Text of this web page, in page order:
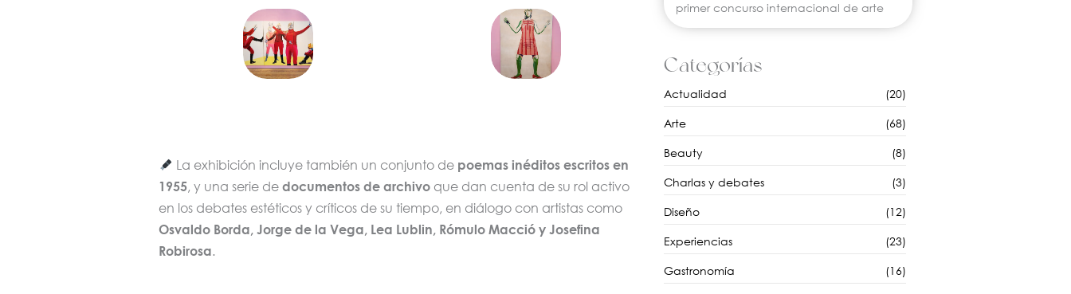
La exhibición incluye también un conjunto de poemas inéditos escritos en
1955, y una serie de documentos de archivoque dan cuenta de su rol activo
en los debates estéticos y críticos de su tiempo, en diálogo con artistas como
Osvaldo Borda, Jorge de la Vega, Lea Lublin, Rómulo Macció y Josefina
Robirosa.
primer concurso internacional de arte
Categorías
Actualidad (20)
Arte (68)
Beauty (8)
Charlas y debates (3)
Diseño (12)
Experiencias (23)
Gastronomía (16)